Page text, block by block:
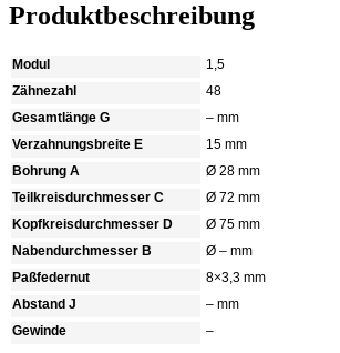
Produktbeschreibung
Modul
1,5
Zähnezahl
48
Gesamtlänge G
– mm
Verzahnungsbreite E
15 mm
Bohrung A
Ø 28 mm
Teilkreisdurchmesser C
Ø 72 mm
Kopfkreisdurchmesser D
Ø 75 mm
Nabendurchmesser B
Ø – mm
Paßfedernut
8×3,3 mm
Abstand J
– mm
Gewinde
–